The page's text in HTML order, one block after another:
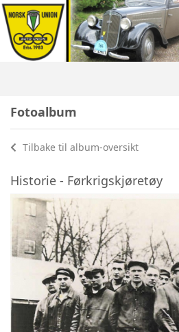
Fotoalbum
Tilbake til album-oversikt
Historie - Førkrigskjøretøy